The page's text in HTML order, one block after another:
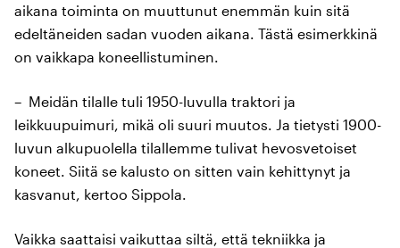
aikana toiminta on muuttunut enemmän kuin sitä
edeltäneiden sadan vuoden aikana. Tästä esimerkkinä
on vaikkapa koneellistuminen.
– Meidän tilalle tuli 1950-luvulla traktori ja
leikkuupuimuri, mikä oli suuri muutos. Ja tietysti 1900-
luvun alkupuolella tilallemme tulivat hevosvetoiset
koneet. Siitä se kalusto on sitten vain kehittynyt ja
kasvanut, kertoo Sippola.
Vaikka saattaisi vaikuttaa siltä, että tekniikka ja